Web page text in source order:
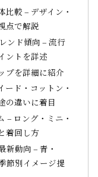
較 – デザイン・
点で解説
ンド傾向 – 流行
ントを詳述
プを詳細に紹介
ード・コットン・
の違いに着目
– ロング・ミニ・
着回し方
新動向 – 青・
節別イメージ提